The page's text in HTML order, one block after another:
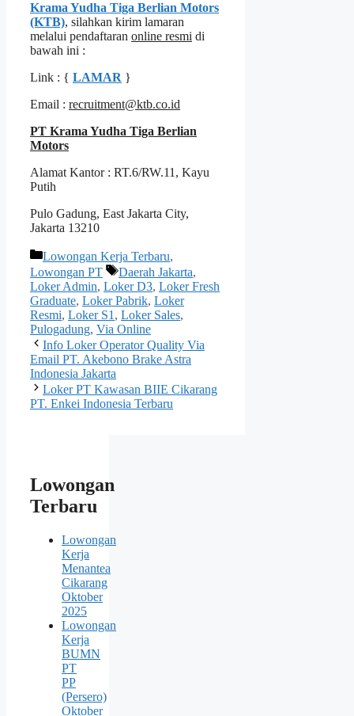
Krama Yudha Tiga Berlian Motors
(KTB), silahkan kirim lamaran
melalui pendaftaran online resmi di
bawah ini :
Link : { LAMAR }
Email : recruitment@ktb.co.id
PT Krama Yudha Tiga Berlian
Motors
Alamat Kantor : RT.6/RW.11, Kayu
Putih
Pulo Gadung, East Jakarta City,
Jakarta 13210
Kategori
Lowongan Kerja Terbaru,
Lowongan PT
Tag
Daerah Jakarta,
Loker Admin, Loker D3, Loker Fresh
Graduate, Loker Pabrik, Loker
Resmi, Loker S1 , Loker Sales,
Pulogadung, Via Online
Info Loker Operator Quality Via
Email PT. Akebono Brake Astra
Indonesia Jakarta
Loker PT Kawasan BIIE Cikarang
PT. Enkei Indonesia Terbaru
Lowongan
Terbaru
Lowongan
Kerja
Menantea
Cikarang
Oktober
2025
Lowongan
Kerja
BUMN
PT
PP
(Persero)
Oktober